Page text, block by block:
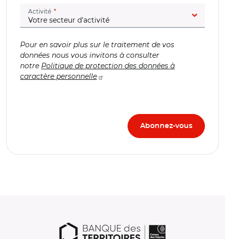
Activité (champ obligatoire)
Pour en savoir plus sur le traitement de vos
données nous vous invitons à consulter
notre Politique de protection des données à
caractère personnelle